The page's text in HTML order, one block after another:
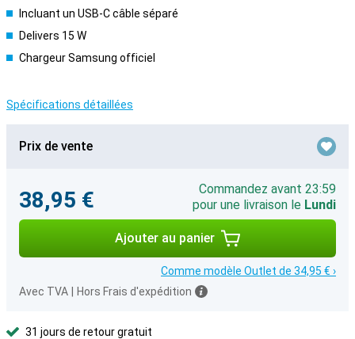
Incluant un USB-C câble séparé
Delivers 15 W
Chargeur Samsung officiel
Spécifications détaillées
Prix de vente
38,95 €
Commandez avant 23:59
pour une livraison le Lundi
Ajouter au panier
Comme modèle Outlet de 34,95 € ›
Avec TVA
Hors Frais d'expédition
31 jours de retour gratuit